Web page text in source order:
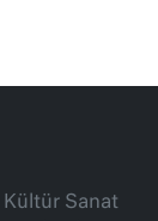
Kültür Sanat